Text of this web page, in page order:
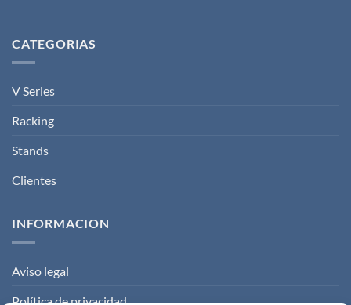
CATEGORIAS
V Series
Racking
Stands
Clientes
INFORMACION
Aviso legal
Política de privacidad